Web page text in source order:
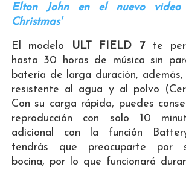
Elton John en el nuevo
Christmas'
El modelo ULT FIELD 7 te
hasta 30 horas de música sin
batería de larga duración,
resistente al agua y al polvo
Con su carga rápida, puedes
reproducción con solo 10
adicional con la función
tendrás que preocuparte por
bocina, por lo que funcionará